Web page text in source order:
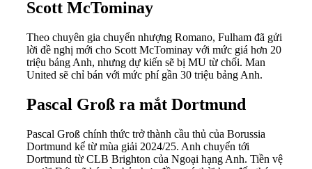
Scott McTominay
Theo chuyên gia chuyển nhượng Romano, Fulham đã gửi
lời đề nghị mới cho Scott McTominay với mức giá hơn 20
triệu bảng Anh, nhưng dự kiến sẽ bị MU từ chối. Man
United sẽ chỉ bán với mức phí gần 30 triệu bảng Anh.
Pascal Groß ra mắt Dortmund
Pascal Groß chính thức trở thành cầu thủ của Borussia
Dortmund kể từ mùa giải 2024/25. Anh chuyển tới
Dortmund từ CLB Brighton của Ngoại hạng Anh. Tiền vệ